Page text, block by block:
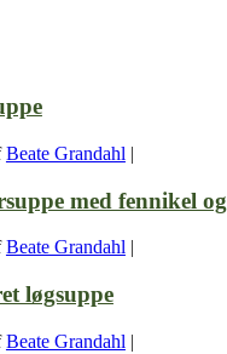
Beate Grandahl |
med fennikel
Beate Grandahl |
løgsuppe
Beate Grandahl |